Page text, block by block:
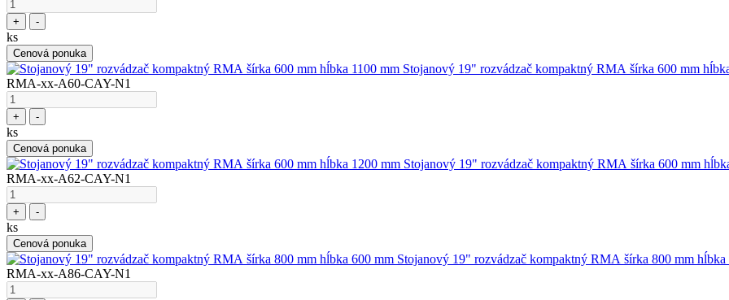
+ -
ks
Cenová ponuka
Stojanový 19" rozvádzač kompaktný RMA šírka 600 mm
RMA-xx-A60-CAY-N1
+ -
ks
Cenová ponuka
Stojanový 19" rozvádzač kompaktný RMA šírka 600 mm
RMA-xx-A62-CAY-N1
+ -
ks
Cenová ponuka
Stojanový 19" rozvádzač kompaktný RMA šírka 800 mm hĺbka
RMA-xx-A86-CAY-N1